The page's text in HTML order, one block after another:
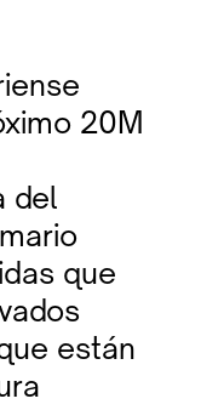
20M
del
que
están